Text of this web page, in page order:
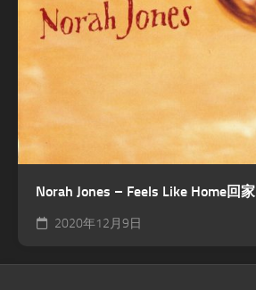
Norah Jones – Feels Like Home回家
2020年12月9日